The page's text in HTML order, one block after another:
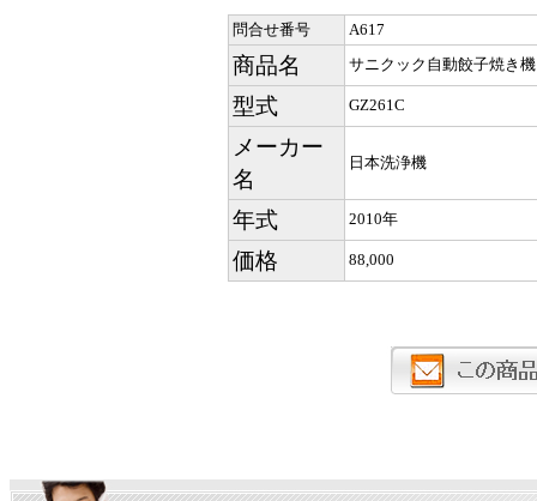
問合せ番号 A617
商品名 サニクック自動餃子焼
型式 GZ261C
メーカー
名
日本洗浄機
年式 2010年
価格 88,000